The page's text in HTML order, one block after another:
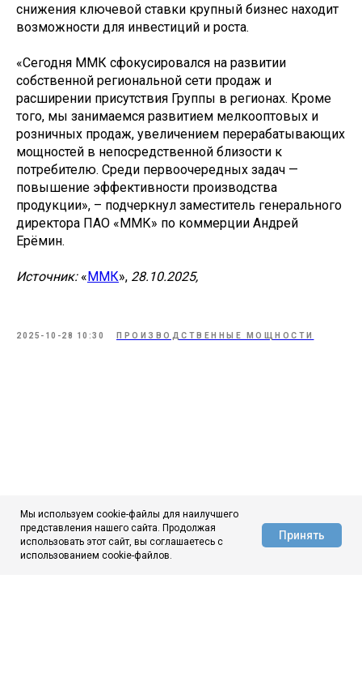
снижения ключевой ставки крупный бизнес находит
возможности для инвестиций и роста.
«Сегодня ММК сфокусировался на развитии
собственной региональной сети продаж и
расширении присутствия Группы в регионах. Кроме
того, мы занимаемся развитием мелкооптовых и
розничных продаж, увеличением перерабатывающих
мощностей в непосредственной близости к
потребителю. Среди первоочередных задач —
повышение эффективности производства
продукции», – подчеркнул заместитель генерального
директора ПАО «ММК» по коммерции Андрей
Ерёмин.
Источник: «ММК», 28.10.2025,
2025-10-28 10:30 ПРОИЗВОДСТВЕННЫЕ МОЩНОСТИ
АЦ ЦНИИчермет
Мы используем cookie-файлы для наилучшего
представления нашего сайта. Продолжая
использовать этот сайт, вы соглашаетесь с
использованием cookie-файлов.
Принять